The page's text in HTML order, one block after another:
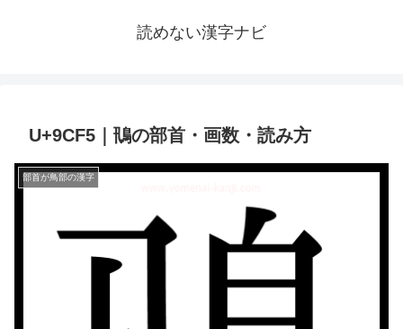
読めない漢字ナビ
U+9CF5｜鳵の部首・画数・読み方
部首が鳥部の漢字